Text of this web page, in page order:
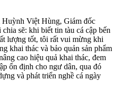
Việt Hùng, Giám đốc
sẽ: khi biết tin tàu cá cập bến
lượng tốt, tôi rất vui mừng khi
khai thác và bảo quản sản phẩm
cao hiệu quả khai thác, đem
ổn định cho ngư dân, qua đó
và phát triển nghề cá ngày